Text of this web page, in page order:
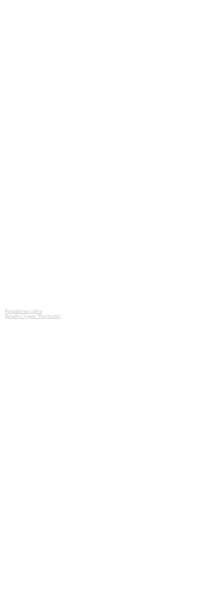
Разработка сайта
Дизайн-студия "RayStudio"